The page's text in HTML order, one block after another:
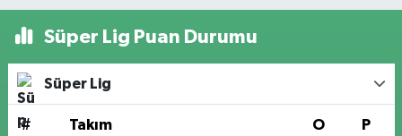
Süper Lig Puan Durumu
Süper Lig
# Takım O P